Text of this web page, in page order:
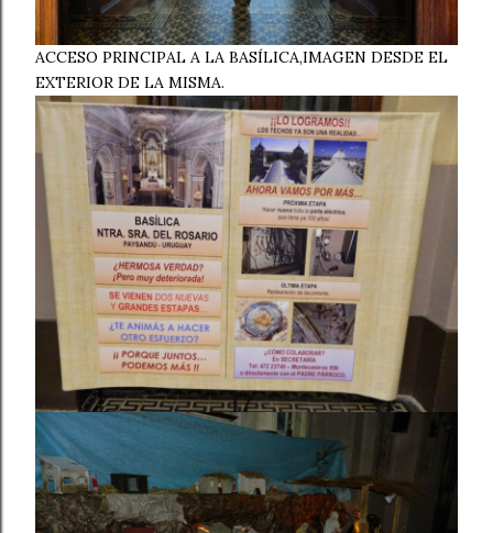
ACCESO PRINCIPAL A LA BASÍLICA,IMAGEN DESDE EL
EXTERIOR DE LA MISMA.